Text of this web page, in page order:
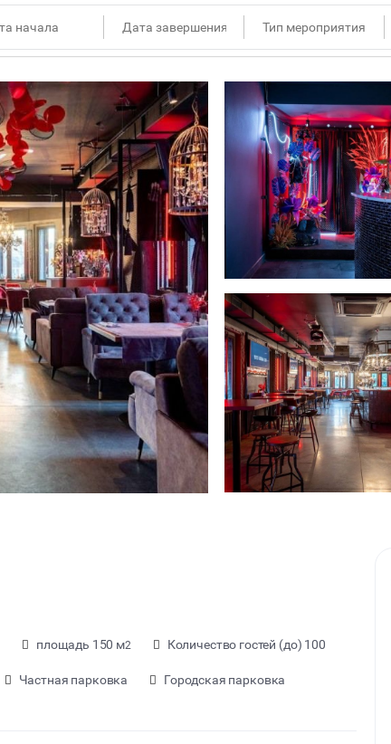
площадь 150 м2 Количество гостей (до) 100
Частная парковка Городская парковка